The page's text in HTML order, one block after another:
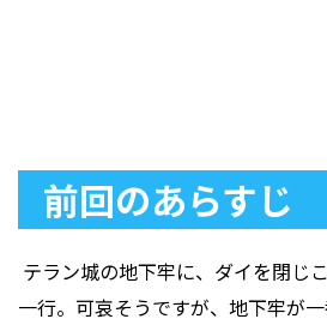
前回のあらすじ
テラン城の地下牢に、ダイを閉じ
一行。可哀そうですが、地下牢が